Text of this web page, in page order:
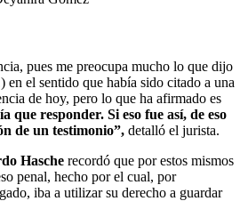
pues me preocupa mucho lo que dijo
en el sentido que había sido citado a una
de hoy, pero lo que ha afirmado es
que responder. Si eso fue así, de eso
de un testimonio”, detalló el jurista.
Hasche recordó que por estos mismos
penal, hecho por el cual, por
iba a utilizar su derecho a guardar